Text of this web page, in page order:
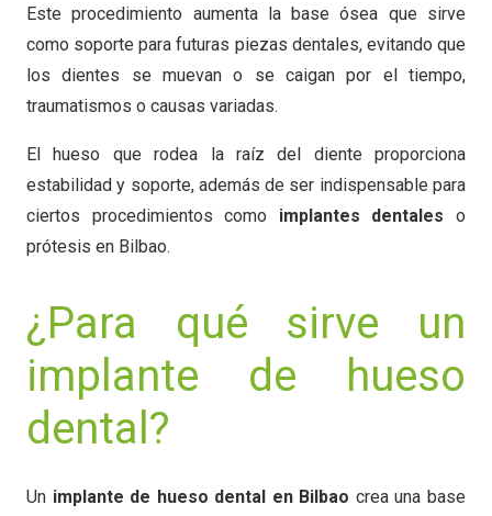
Este procedimiento aumenta la base ósea que sirve
como soporte para futuras piezas dentales, evitando que
los dientes se muevan o se caigan por el tiempo,
traumatismos o causas variadas.
El hueso que rodea la raíz del diente proporciona
estabilidad y soporte, además de ser indispensable para
ciertos procedimientos como implantes dentales o
prótesis en Bilbao.
¿Para qué sirve un
implante de hueso
dental?
Un implante de hueso dental en Bilbao crea una base